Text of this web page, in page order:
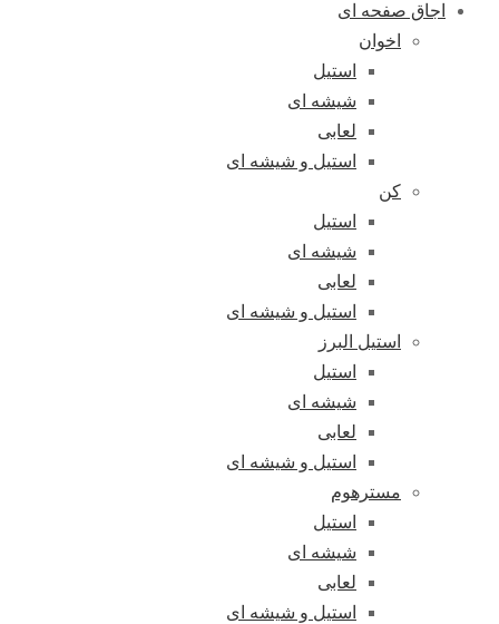
اجاق صفحه ای
اخوان
استیل
شیشه ای
لعابی
استیل و شیشه ای
کن
استیل
شیشه ای
لعابی
استیل و شیشه ای
استیل البرز
استیل
شیشه ای
لعابی
استیل و شیشه ای
مسترهوم
استیل
شیشه ای
لعابی
استیل و شیشه ای